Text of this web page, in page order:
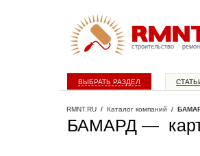
строительство
ВЫБРАТЬ РАЗДЕЛ
RMNT.RU / Каталог компаний /
БАМАРД —